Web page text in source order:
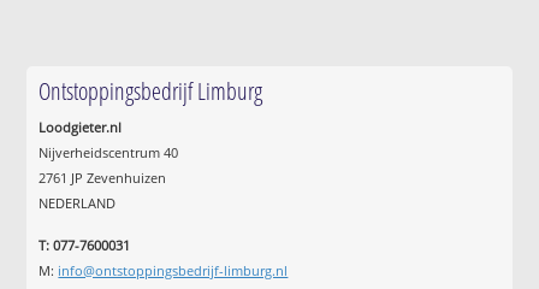
Ontstoppingsbedrijf Limburg
Loodgieter.nl
Nijverheidscentrum 40
2761 JP Zevenhuizen
NEDERLAND
T: 077-7600031
M: info@ontstoppingsbedrijf-limburg.nl